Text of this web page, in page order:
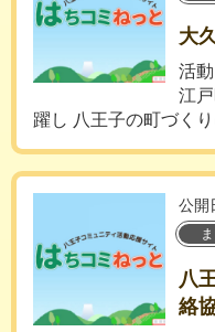
大
活
江
躍し 八王子の町づく
公開
八
絡